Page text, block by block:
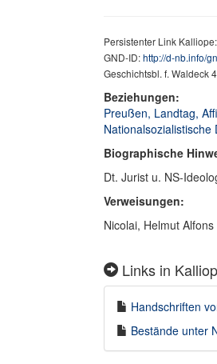
Persistenter Link Kalliope:
GND-ID:http://d-nb.info/
Geschichtsbl. f. Waldeck
Beziehungen:
Preußen, Landtag,
Biographische
Dt. Jurist u. NS-
Verweisungen:
Nicolai, Helmut
Links in
Handschriften
Bestände unter